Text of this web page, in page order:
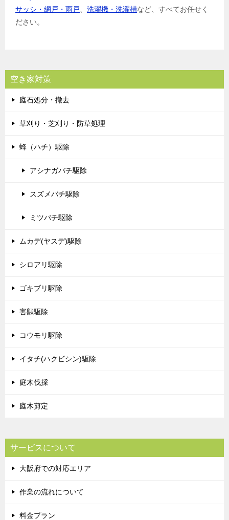
サッシ・網戸・雨戸
洗濯機・洗濯槽など、すべてお任せく
ださい。
空き家対策
庭石処分・撤去
草刈り・芝刈り・防草処理
蜂（ハチ）駆除
アシナガバチ駆除
スズメバチ駆除
ミツバチ駆除
ムカデ(ヤスデ)駆除
シロアリ駆除
ゴキブリ駆除
害獣駆除
コウモリ駆除
イタチ(ハクビシン)駆除
庭木伐採
庭木剪定
サービスについて
大阪府での対応エリア
作業の流れについて
料金プラン